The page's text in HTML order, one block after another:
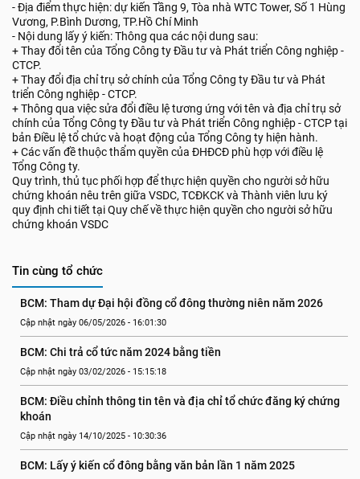
- Địa điểm thực hiện: dự kiến Tầng 9, Tòa nhà WTC Tower, Số 1 Hùng
Vương, P.Bình Dương, TP.Hồ Chí Minh
- Nội dung lấy ý kiến: Thông qua các nội dung sau:
+ Thay đổi tên của Tổng Công ty Đầu tư và Phát triển Công nghiệp -
CTCP.
+ Thay đổi địa chỉ trụ sở chính của Tổng Công ty Đầu tư và Phát
triển Công nghiệp - CTCP.
+ Thông qua việc sửa đổi điều lệ tương ứng với tên và địa chỉ trụ sở
chính của Tổng Công ty Đầu tư và Phát triển Công nghiệp - CTCP tại
bản Điều lệ tổ chức và hoạt động của Tổng Công ty hiện hành.
+ Các vấn đề thuộc thẩm quyền của ĐHĐCĐ phù hợp với điều lệ
Tổng Công ty.
Quy trình, thủ tục phối hợp để thực hiện quyền cho người sở hữu
chứng khoán nêu trên giữa VSDC, TCĐKCK và Thành viên lưu ký
quy định chi tiết tại Quy chế về thực hiện quyền cho người sở hữu
chứng khoán VSDC
Tin cùng tổ chức
BCM: Tham dự Đại hội đồng cổ đông thường niên năm 2026
Cập nhật ngày 06/05/2026 - 16:01:30
BCM: Chi trả cổ tức năm 2024 bằng tiền
Cập nhật ngày 03/02/2026 - 15:15:18
BCM: Điều chỉnh thông tin tên và địa chỉ tổ chức đăng ký chứng
khoán
Cập nhật ngày 14/10/2025 - 10:30:36
BCM: Lấy ý kiến cổ đông bằng văn bản lần 1 năm 2025